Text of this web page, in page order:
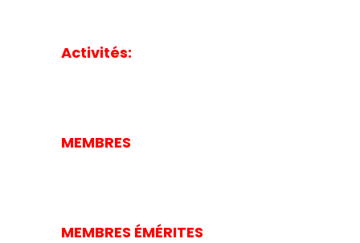
Activités:
MEMBRES
MEMBRES ÉMÉRITES